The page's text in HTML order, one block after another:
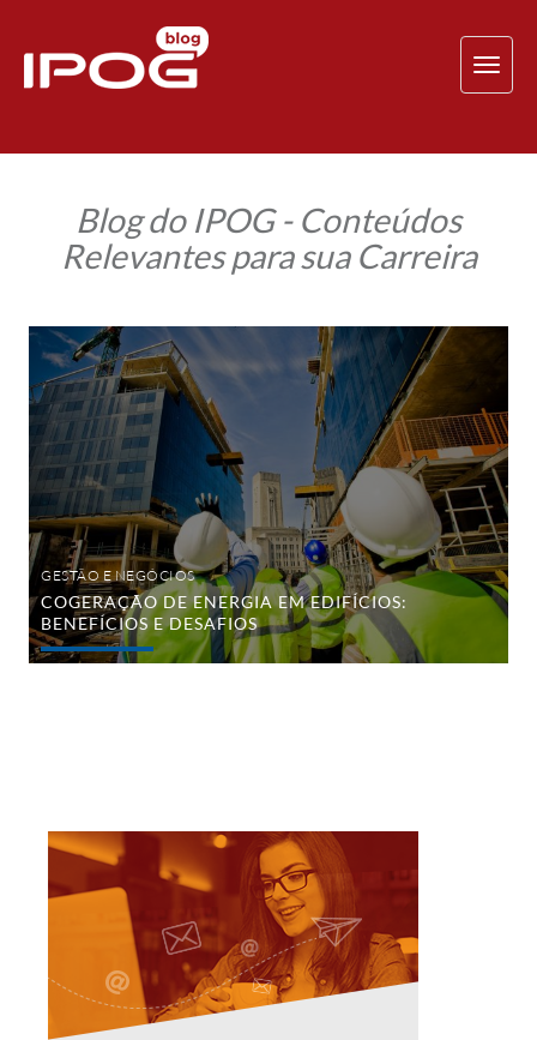
Blog do IPOG - Conteúdos
Relevantes para sua Carreira
Cogeração
de
Energia
em
Edifícios:
Benefícios
Desafios
GESTÃO E NEGÓCIOS
COGERAÇÃO DE ENERGIA EM EDIFÍCIOS:
BENEFÍCIOS E DESAFIOS